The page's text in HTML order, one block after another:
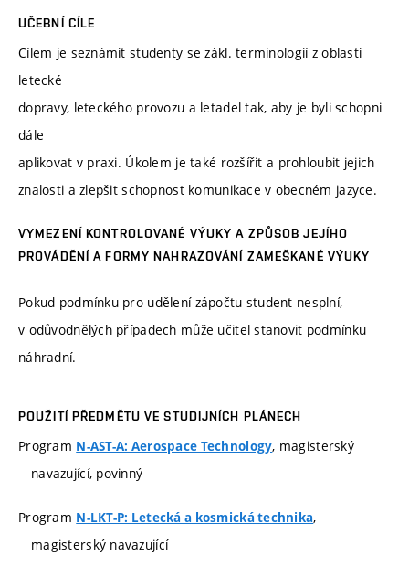
UČEBNÍ CÍLE
Cílem je seznámit studenty se zákl. terminologií z oblasti
letecké
dopravy, leteckého provozu a letadel tak, aby je byli schopni
dále
aplikovat v praxi. Úkolem je také rozšířit a prohloubit jejich
znalosti a zlepšit schopnost komunikace v obecném jazyce.
VYMEZENÍ KONTROLOVANÉ VÝUKY A ZPŮSOB JEJÍHO
PROVÁDĚNÍ A FORMY NAHRAZOVÁNÍ ZAMEŠKANÉ VÝUKY
Pokud podmínku pro udělení zápočtu student nesplní,
v odůvodnělých případech může učitel stanovit podmínku
náhradní.
POUŽITÍ PŘEDMĚTU VE STUDIJNÍCH PLÁNECH
Program N-AST-A: Aerospace Technology, magisterský
navazující, povinný
Program N-LKT-P: Letecká a kosmická technika,
magisterský navazující